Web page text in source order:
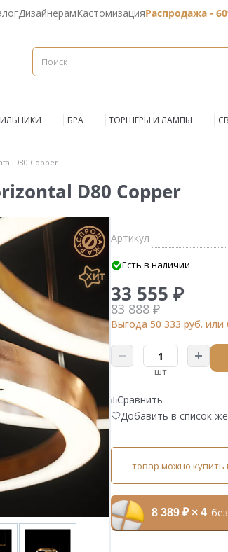
ДизайнерамКастомизацияРаспродажа -
БРА ТОРШЕРЫ И ЛАМПЫ
D80 Copper
D80 Copper
Артикул
Есть в наличии
33 555 ₽
83 888 ₽
Выгода 50 333 руб. или
шт
Сравнить
Добавить в список
товар можно купить
8 389 ₽ × 4